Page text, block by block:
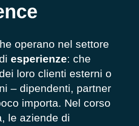
operano nel settore
esperienze: che
loro clienti esterni o
– dipendenti, partner
importa. Nel corso
le aziende di